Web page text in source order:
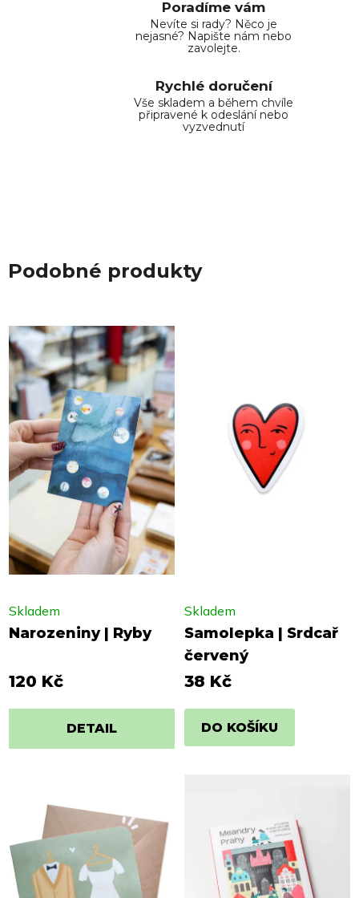
Poradíme vám
Nevíte si rady? Něco je
nejasné? Napište nám nebo
zavolejte.
Rychlé doručení
Vše skladem a během chvíle
připravené k odeslání nebo
vyzvednutí
Podobné produkty
Narozeniny | Ryby
Skladem
120 Kč
DETAIL
Samolepka | Srdcař
červený
Skladem
38 Kč
DO KOŠÍKU